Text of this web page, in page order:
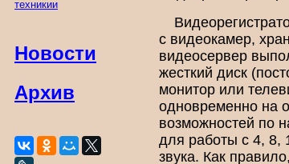
техникии
Новости
Архив
с видеокамер,
видеосервер
жесткий диск
монитор или
одновременно на
возможностей по
для работы с 4, 8,
звука. Как